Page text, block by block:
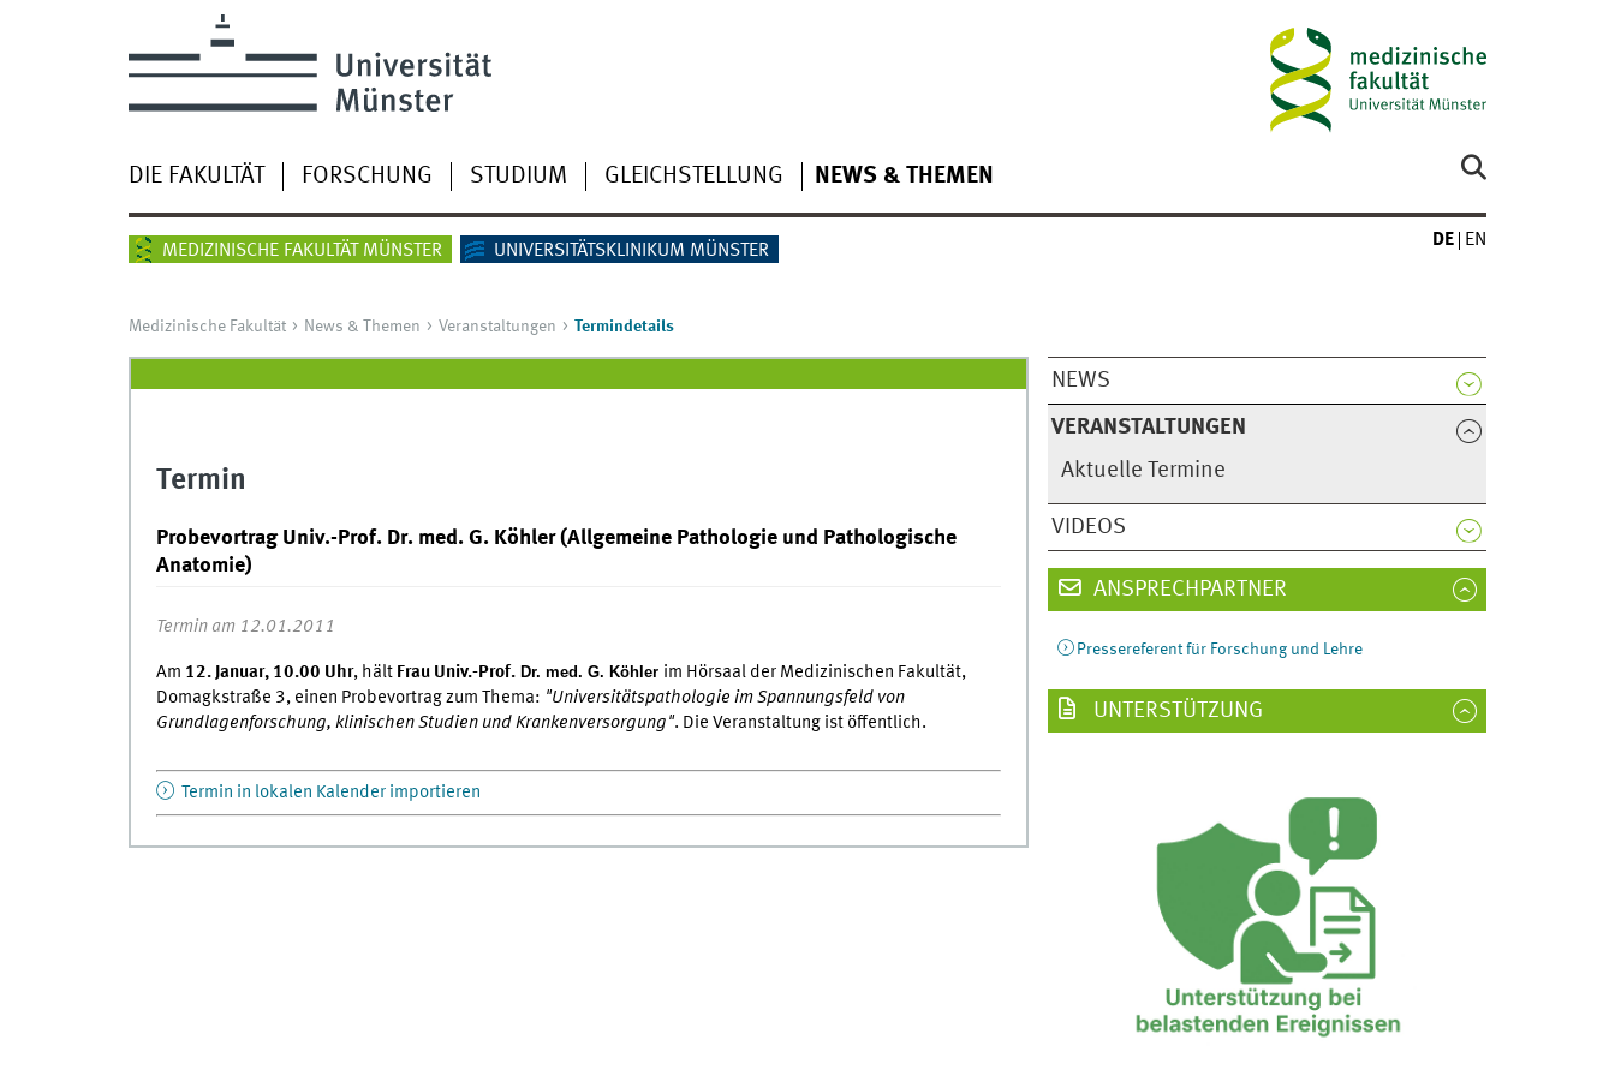
DIE FAKULTÄT FORSCHUNG STUDIUM GLEICHSTELLUNG NEWS & THEMEN
MEDIZINISCHE FAKULTÄT MÜNSTER UNIVERSITÄTSKLINIKUM MÜNSTER
DE EN
Medizinische Fakultät News & Themen Veranstaltungen Termindetails
NEWS
VERANSTALTUNGEN
Aktuelle Termine
VIDEOS
Termin
Probevortrag Univ.-Prof. Dr. med. G. Köhler (Allgemeine Pathologie und Pathologische
Anatomie)
Termin am 12.01.2011
Am 12. Januar, 10.00 Uhr, hältFrau Univ.-Prof.Dr. med. G. Köhler im Hörsaal der Medizinischen Fakultät,
Domagkstraße 3, einen Probevortrag zum Thema: "Universitätspathologie im Spannungsfeld von
Grundlagenforschung, klinischen Studien und Krankenversorgung". Die Veranstaltung ist öffentlich.
Termin in lokalen Kalender importieren
ANSPRECHPARTNER
Pressereferent für Forschung und Lehre
UNTERSTÜTZUNG